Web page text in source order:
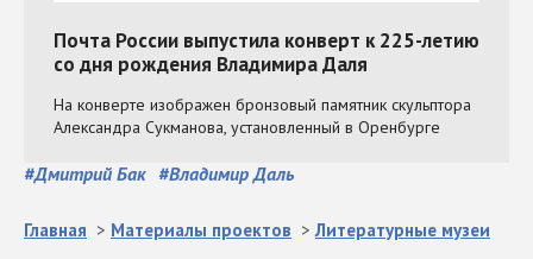
#Дмитрий Бак #Владимир Даль
Главная > Материалы проектов >Литературные музеи